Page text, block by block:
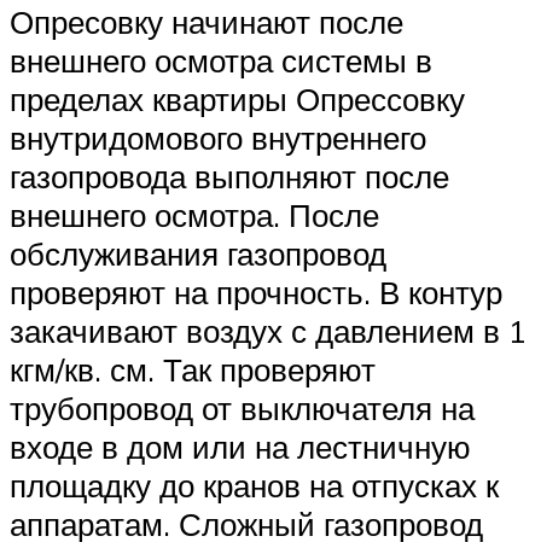
Опресовку начинают после
внешнего осмотра системы в
пределах квартиры Опрессовку
внутридомового внутреннего
газопровода выполняют после
внешнего осмотра. После
обслуживания газопровод
проверяют на прочность. В контур
закачивают воздух с давлением в 1
кгм/кв. см. Так проверяют
трубопровод от выключателя на
входе в дом или на лестничную
площадку до кранов на отпусках к
аппаратам. Сложный газопровод